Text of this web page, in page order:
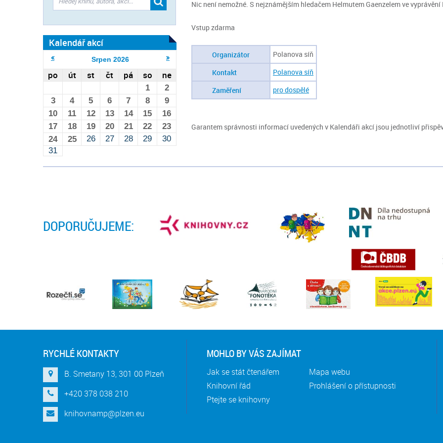
Nic není nemožné. S nejznámějším hledačem Helmutem Gaenzelem ve vyprávění
Vstup zdarma
Organizátor
Polanova síň
Kontakt
Polanova síň
Zaměření
pro dospělé
Garantem správnosti informací uvedených v Kalendáři akcí jsou jednotliví
Kalendář akcí
Srpen 2026
po út st čt pá so ne
1
2
3
4 5 6 7 8
9
10
11 12 13 14 15
16
17
18 19 20 21 22
23
24
25 26 27 28 29
30
31
DOPORUČUJEME:
RYCHLÉ KONTAKTY
B. Smetany 13, 301 00 Plzeň
+420 378 038 210
knihovnamp@plzen.eu
MOHLO BY VÁS ZAJÍMAT
Jak se stát čtenářem
Knihovní řád
Ptejte se knihovny
Mapa webu
Prohlášení o přístupnosti